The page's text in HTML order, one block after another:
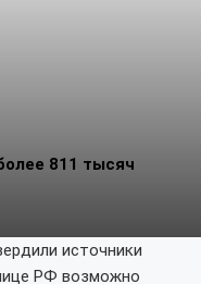
811 тысяч
источники
РФ возможно